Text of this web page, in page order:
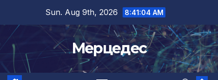
content
Sun. Aug 9th, 2026 8:41:05 AM
Мерцедес